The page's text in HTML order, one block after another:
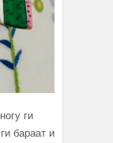
ги
бараат и